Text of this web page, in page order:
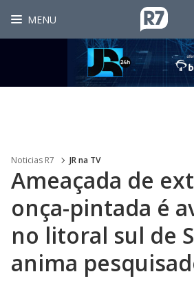
MENU
Noticias R7 JR na TV
Ameaçada de
onça-pintada é
no litoral sul de
anima